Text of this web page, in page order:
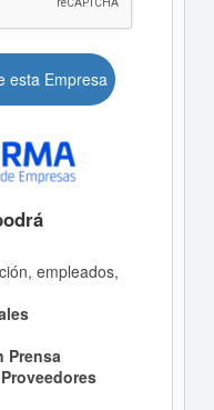
esta Empresa
empleados,
Prensa